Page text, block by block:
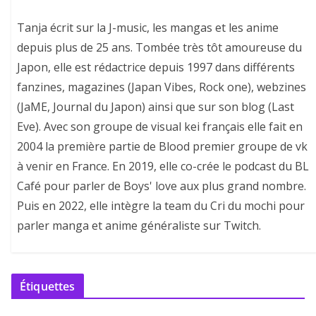
Tanja écrit sur la J-music, les mangas et les anime
depuis plus de 25 ans. Tombée très tôt amoureuse du
Japon, elle est rédactrice depuis 1997 dans différents
fanzines, magazines (Japan Vibes, Rock one), webzines
(JaME, Journal du Japon) ainsi que sur son blog (Last
Eve). Avec son groupe de visual kei français elle fait en
2004 la première partie de Blood premier groupe de vk
à venir en France. En 2019, elle co-crée le podcast du BL
Café pour parler de Boys' love aux plus grand nombre.
Puis en 2022, elle intègre la team du Cri du mochi pour
parler manga et anime généraliste sur Twitch.
Étiquettes